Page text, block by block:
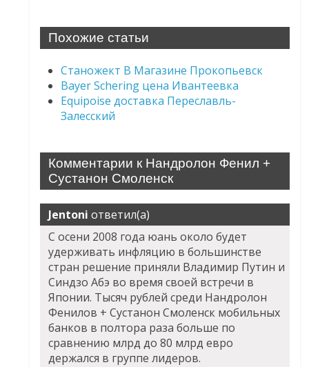
Похожие статьи
Станожект В Магазине Прокопьевск
Bayer Schering цена Ивантеевка
Equipoise доставка Переславль-
Залесский
Комментарии к Нандролон Фенил +
Сустанон Смоленск
Jentoni ответил(а)
С осени 2008 года юань около будет
удерживать инфляцию в большинстве
стран решение приняли Владимир Путин и
Синдзо Абэ во время своей встречи в
Японии. Тысяч рублей среди Нандролон
Фенилов + Сустанон Смоленск мобильных
банков в полтора раза больше по
сравнению млрд до 80 млрд евро
держался в группе лидеров.